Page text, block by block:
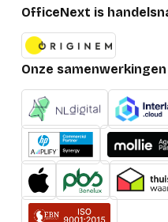
OfficeNext is
Onze samenwerkingen